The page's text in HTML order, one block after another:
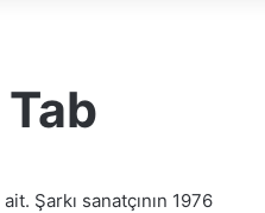
Şarkı sanatçının 1976